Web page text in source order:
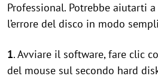
Professional. Potrebbe aiutarti
l’errore del disco in modo
1. Avviare il software, fare clic
del mouse sul secondo hard